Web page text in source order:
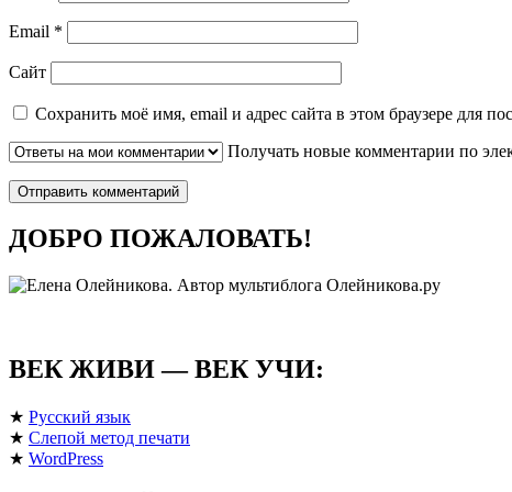
Email *
Сайт
Сохранить моё имя, email и адрес сайта в этом браузере для
Получать новые комментарии по
ДОБРО ПОЖАЛОВАТЬ!
ВЕК ЖИВИ — ВЕК УЧИ:
★ Русский язык
★ Слепой метод печати
★ WordPress